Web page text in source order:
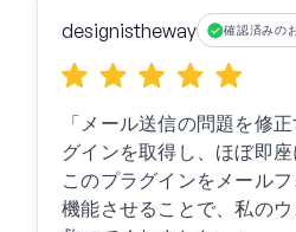
designistheway 確認済みの
「メール送信の問題を修
グインを取得し、ほぼ即座
このプラグインをメール
機能させることで、私の